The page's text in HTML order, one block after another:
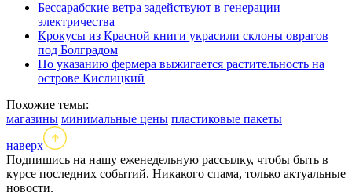
Бессарабские ветра задействуют в генерации
электричества
Крокусы из Красной книги украсили склоны оврагов
под Болградом
По указанию фермера выжигается растительность на
острове Кислицкий
Похожие темы:
магазины минимальные цены пластиковые пакеты
наверх
Подпишись на нашу еженедельную рассылку, чтобы быть в
курсе последних событий. Никакого спама, только актуальные
новости.